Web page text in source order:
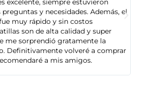
excelente, siempre estuvieron
y necesidades. Además, el
muy rápido y sin costos
son de alta calidad y super
me sorprendió gratamente la
Definitivamente volveré a comprar
a mis amigos.